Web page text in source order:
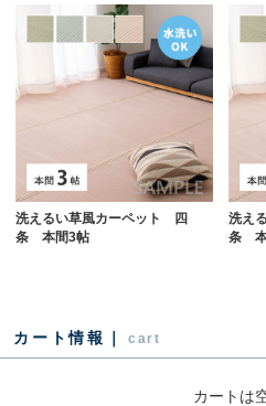
洗えるい草風カーペット 四
条 本間3帖
洗え
条 本
カート情報｜ cart
カートは